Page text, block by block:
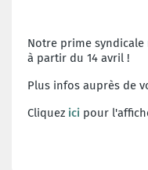
Notre prime
à partir du 14 avril !
Plus infos auprès de
Cliquez ici pour